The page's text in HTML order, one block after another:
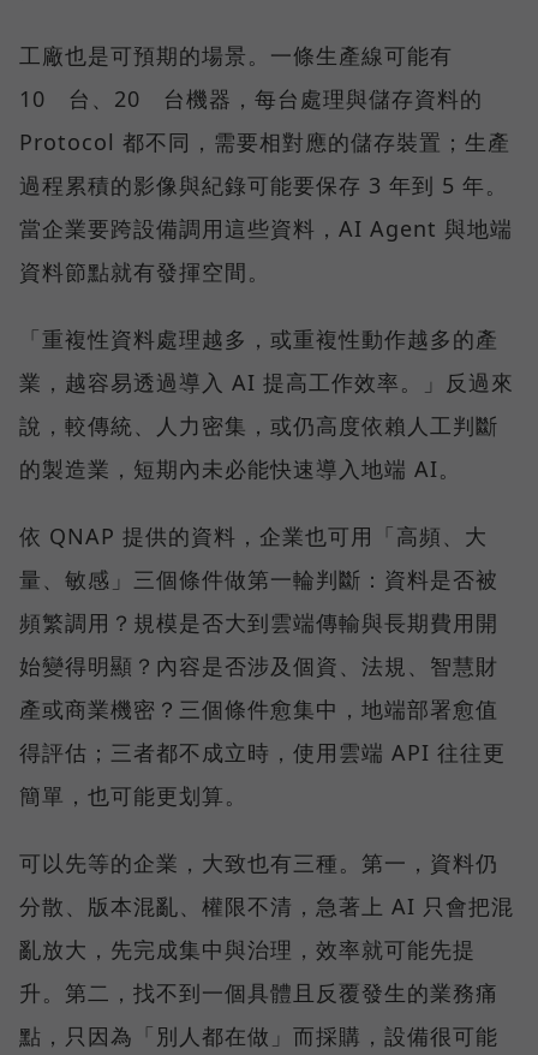
工廠也是可預期的場景。一條生產線可能有
10 台、20 台機器，每台處理與儲存資料的
Protocol 都不同，需要相對應的儲存裝置；生產
過程累積的影像與紀錄可能要保存 3 年到 5 年。
當企業要跨設備調用這些資料，AI Agent 與地端
資料節點就有發揮空間。
「重複性資料處理越多，或重複性動作越多的產
業，越容易透過導入 AI 提高工作效率。」反過來
說，較傳統、人力密集，或仍高度依賴人工判斷
的製造業，短期內未必能快速導入地端 AI。
依 QNAP 提供的資料，企業也可用「高頻、大
量、敏感」三個條件做第一輪判斷：資料是否被
頻繁調用？規模是否大到雲端傳輸與長期費用開
始變得明顯？內容是否涉及個資、法規、智慧財
產或商業機密？三個條件愈集中，地端部署愈值
得評估；三者都不成立時，使用雲端 API 往往更
簡單，也可能更划算。
可以先等的企業，大致也有三種。第一，資料仍
分散、版本混亂、權限不清，急著上 AI 只會把混
亂放大，先完成集中與治理，效率就可能先提
升。第二，找不到一個具體且反覆發生的業務痛
點，只因為「別人都在做」而採購，設備很可能